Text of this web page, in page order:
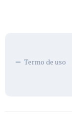
Termo de uso